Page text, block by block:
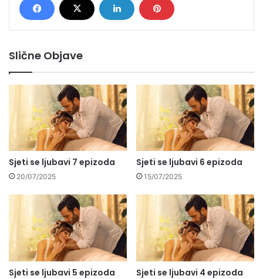
Slične Objave
Sjeti se ljubavi 7 epizoda
20/07/2025
Sjeti se ljubavi 6 epizoda
15/07/2025
Sjeti se ljubavi 5 epizoda Sjeti se ljubavi 4 epizoda